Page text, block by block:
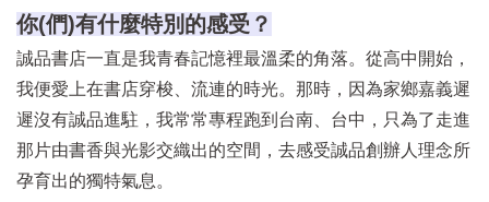
你(們)有什麼特別的感受？
誠品書店一直是我青春記憶裡最溫柔的角落。從高中開始，
我便愛上在書店穿梭、流連的時光。那時，因為家鄉嘉義遲
遲沒有誠品進駐，我常常專程跑到台南、台中，只為了走進
那片由書香與光影交織出的空間，去感受誠品創辦人理念所
孕育出的獨特氣息。